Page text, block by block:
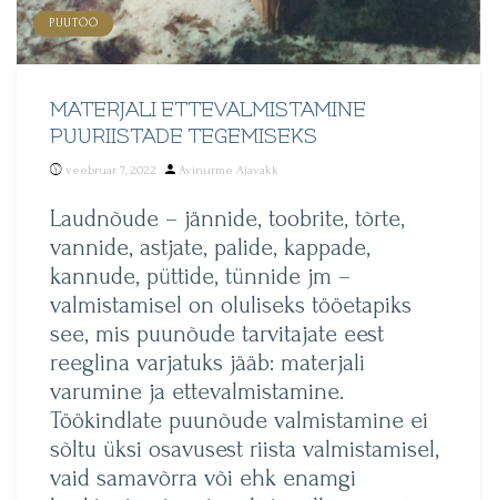
PUUTÖÖ
MATERJALI ETTEVALMISTAMINE
PUURIISTADE TEGEMISEKS
veebruar 7, 2022
Posted
Avinurme Ajavakk
Laudnõude – jännide, toobrite, tõrte,
vannide, astjate, palide, kappade,
kannude, püttide, tünnide jm –
valmistamisel on oluliseks tööetapiks
see, mis puunõude tarvitajate eest
reeglina varjatuks jääb: materjali
varumine ja ettevalmistamine.
Töökindlate puunõude valmistamine ei
sõltu üksi osavusest riista valmistamisel,
vaid samavõrra või ehk enamgi